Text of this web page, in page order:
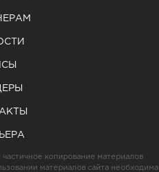
копирование материалов
материалов сайта необходима